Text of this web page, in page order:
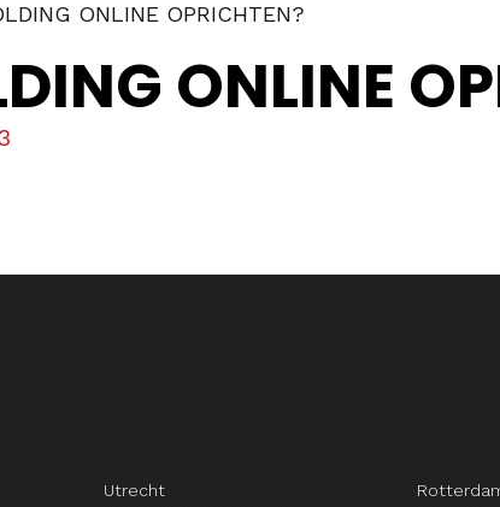
ONLINE OPRICHTEN?
ONLINE
Utrecht